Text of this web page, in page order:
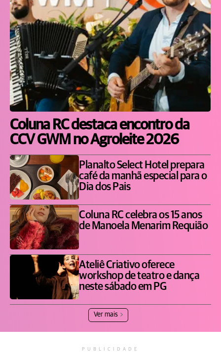
Coluna RC destaca encontro da
CCV GWM no Agroleite 2026
Planalto Select Hotel prepara
café da manhã especial para o
Dia dos Pais
Coluna RC celebra os 15 anos
de Manoela Menarim Requião
Ateliê Criativo oferece
workshop de teatro e dança
neste sábado em PG
Ver mais
PUBLICIDADE